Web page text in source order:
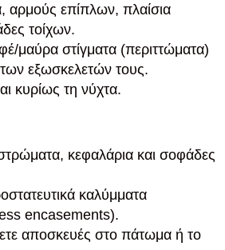
αρμούς επίπλων, πλαίσια
τοίχων.
μαύρα στίγματα (περιττώματα)
εξωσκελετών τους.
κυρίως τη νύχτα.
στρώματα, κεφαλάρια και σοφάδες
καλύμματα
encasements).
αποσκευές στο πάτωμα ή το